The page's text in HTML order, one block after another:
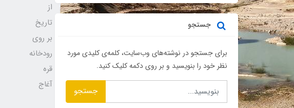
از
تاریخ
بر روی
رودخانه
قره
آغاج
جستجو
برای جستجو در نوشته‌های وب‌سایت، کلمه‌ی کلیدی مورد
نظر خود را بنویسید و بر روی دکمه کلیک کنید.
جستجو